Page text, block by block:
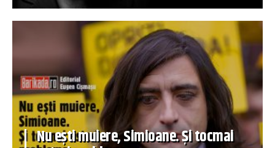
Nu ești muiere, Simioane. Și tocmai